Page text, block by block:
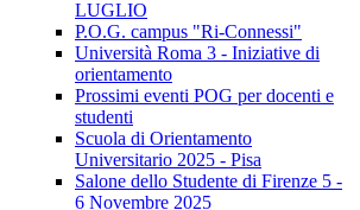
LUGLIO
P.O.G. campus "Ri-Connessi"
Università Roma 3 - Iniziative di
orientamento
Prossimi eventi POG per docenti e
studenti
Scuola di Orientamento
Universitario 2025 - Pisa
Salone dello Studente di Firenze 5 -
6 Novembre 2025